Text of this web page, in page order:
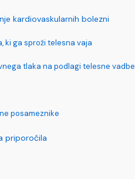
kardiovaskularnih bolezni
ki ga sproži telesna vaja
tlaka na podlagi telesne vadbe
posameznike
priporočila